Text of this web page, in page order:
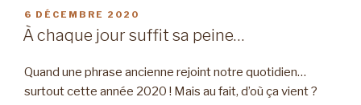
PUBLIÉ
LE
6 DÉCEMBRE 2020
À chaque jour suffit sa peine…
Quand une phrase ancienne rejoint notre quotidien…
surtout cette année 2020 ! Mais au fait, d’où ça vient ?